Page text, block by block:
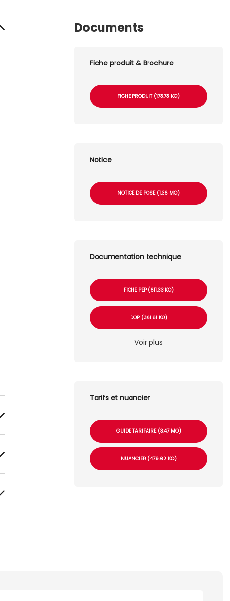
Documents
Fiche produit & Brochure
FICHE PRODUIT (173.73 KO)
Notice
NOTICE DE POSE (1.36 MO)
Documentation technique
FICHE PEP (611.33 KO)
DOP (361.61 KO)
Voir plus
Tarifs et nuancier
GUIDE TARIFAIRE (3.47 MO)
NUANCIER (479.62 KO)